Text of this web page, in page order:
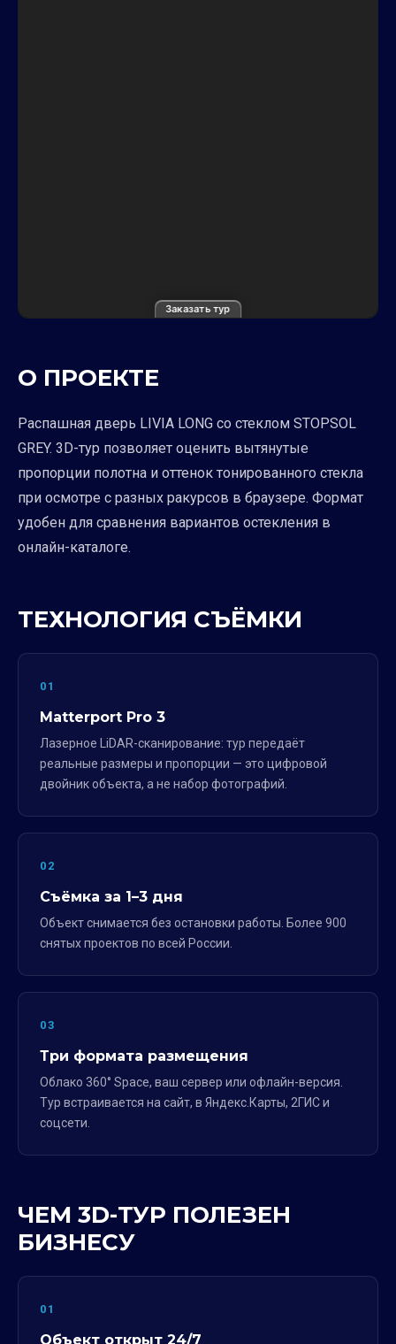
Заказать тур
О ПРОЕКТЕ
Распашная дверь LIVIA LONG со стеклом STOPSOL
GREY. 3D-тур позволяет оценить вытянутые
пропорции полотна и оттенок тонированного стекла
при осмотре с разных ракурсов в браузере. Формат
удобен для сравнения вариантов остекления в
онлайн-каталоге.
ТЕХНОЛОГИЯ СЪЁМКИ
01
Matterport Pro 3
Лазерное LiDAR-сканирование: тур передаёт
реальные размеры и пропорции — это цифровой
двойник объекта, а не набор фотографий.
02
Съёмка за 1–3 дня
Объект снимается без остановки работы. Более 900
снятых проектов по всей России.
03
Три формата размещения
Облако 360° Space, ваш сервер или офлайн-версия.
Тур встраивается на сайт, в Яндекс.Карты, 2ГИС и
соцсети.
ЧЕМ 3D-ТУР ПОЛЕЗЕН
БИЗНЕСУ
01
Объект открыт 24/7